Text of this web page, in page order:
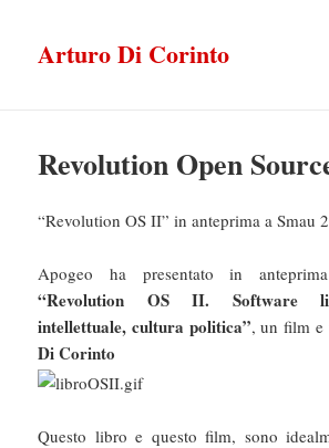
Arturo Di Corinto
Revolution Open
“Revolution OS II” in anteprima a Smau
Apogeo ha presentato in
“Revolution OS II. Software
intellettuale, cultura politica”, un film
Di Corinto
Questo libro e questo film, sono